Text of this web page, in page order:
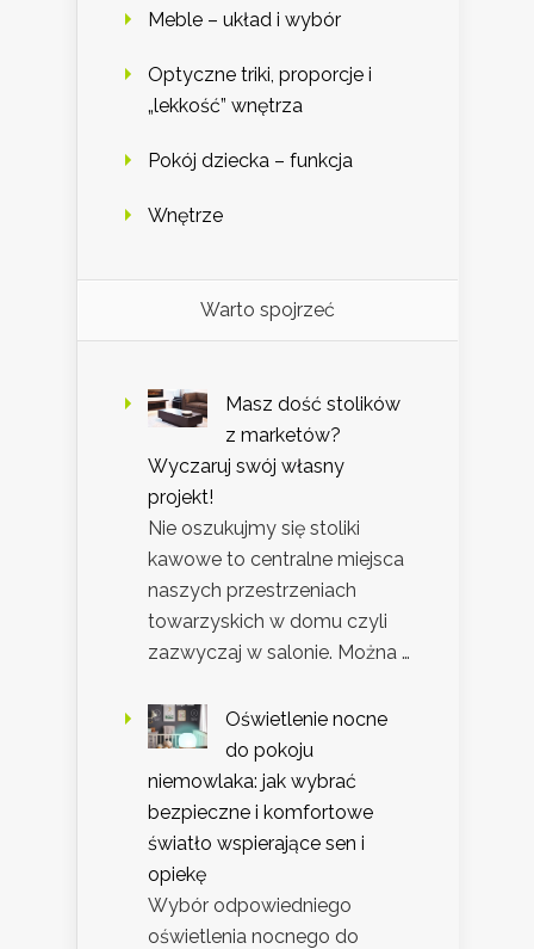
Meble – układ i wybór
Optyczne triki, proporcje i
„lekkość” wnętrza
Pokój dziecka – funkcja
Wnętrze
Warto spojrzeć
Masz dość stolików
z marketów?
Wyczaruj swój własny
projekt!
Nie oszukujmy się stoliki
kawowe to centralne miejsca
naszych przestrzeniach
towarzyskich w domu czyli
zazwyczaj w salonie. Można …
Oświetlenie nocne
do pokoju
niemowlaka: jak wybrać
bezpieczne i komfortowe
światło wspierające sen i
opiekę
Wybór odpowiedniego
oświetlenia nocnego do